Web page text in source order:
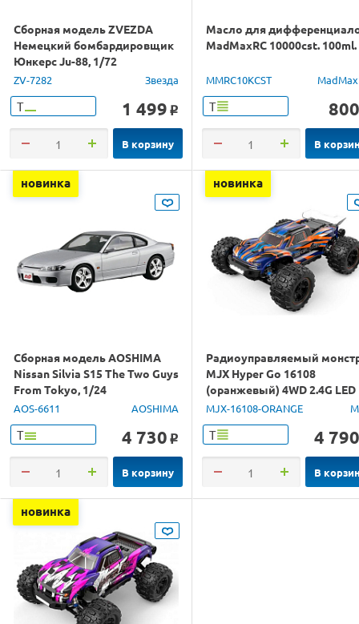
Сборная модель ZVEZDA
Немецкий бомбардировщик
Юнкерс Ju-88, 1/72
ZV-7282 Звезда
Т 1 499 o
В корзину
Масло для
MadMaxRC 10000cst. 100ml.
MMRC10KCST
Т 800
В
новинка
Сборная модель AOSHIMA
Nissan Silvia S15 The Two Guys
From Tokyo, 1/24
AOS-6611 AOSHIMA
Т 4 730 o
В корзину
новинка
Радиоуправляемый
MJX Hyper Go 16108
(оранжевый) 4WD 2.4G LED
1/16 RTR
MJX-16108-ORANGE
Т 4 790
В
новинка